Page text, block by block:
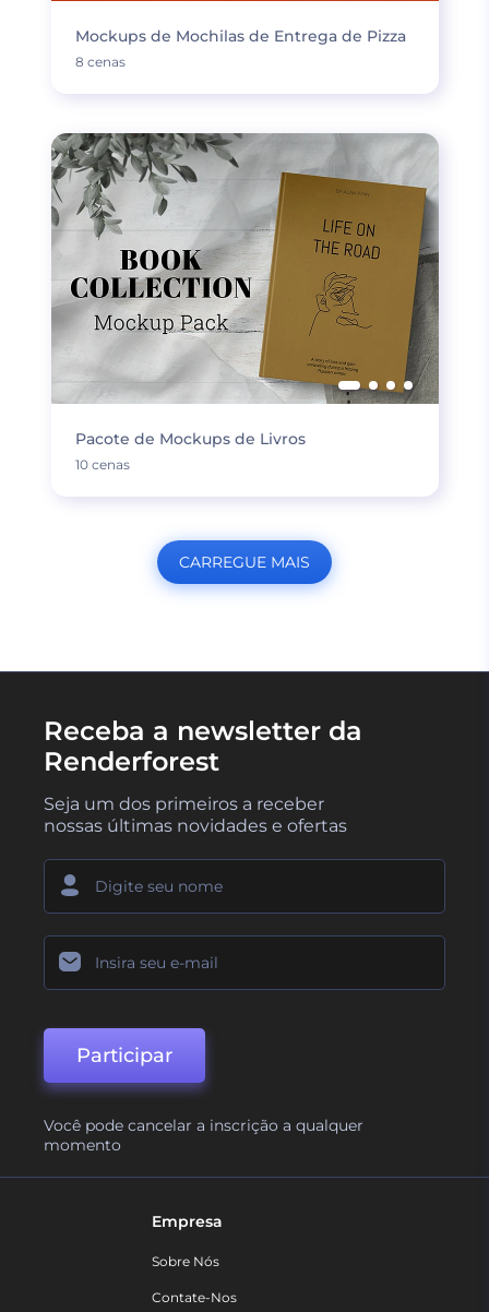
Mockups de Mochilas de Entrega de Pizza
8 cenas
Pacote de Mockups de Livros
10 cenas
CARREGUE MAIS
Receba a newsletter da
Renderforest
Seja um dos primeiros a receber
nossas últimas novidades e ofertas
Participar
Você pode cancelar a inscrição a qualquer
momento
Empresa
Sobre Nós
Contate-Nos